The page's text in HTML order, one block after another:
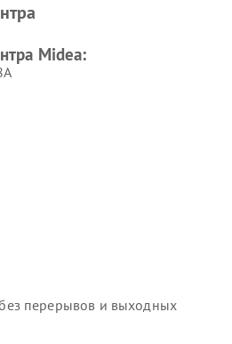
Midea
Midea:
перерывов и выходных